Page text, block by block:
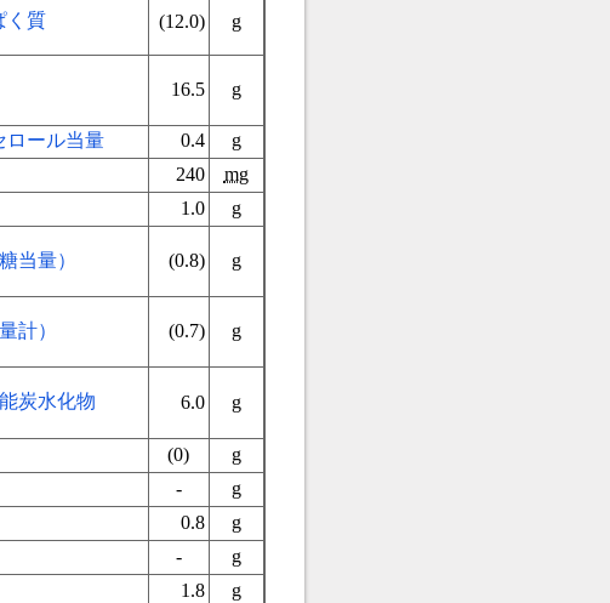
く質 (12.0) g
16.5 g
ロール当量 0.4
g
240
mg
1.0 g
当量） (0.8) g
計） (0.7) g
炭水化物 6.0 g
(0)
g
-
g
0.8
g
-
g
1.8 g